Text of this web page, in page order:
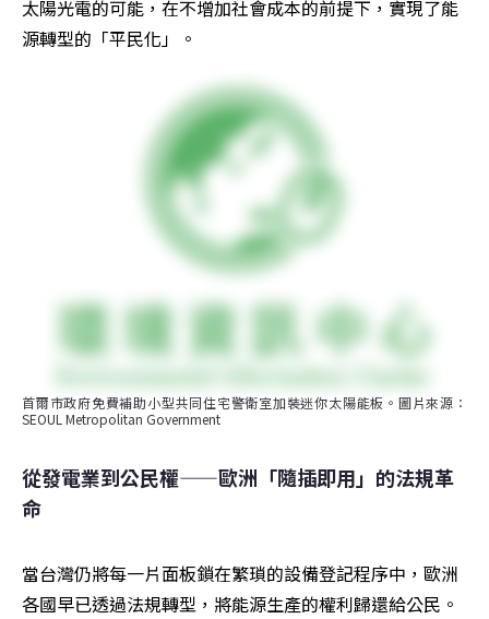
太陽光電的可能，在不增加社會成本的前提下，實現了能
源轉型的「平民化」。
首爾市政府免費補助小型共同住宅警衛室加裝迷你太陽能板。圖片來源：
SEOUL Metropolitan Government
從發電業到公民權——歐洲「隨插即用」的法規革
命
當台灣仍將每一片面板鎖在繁瑣的設備登記程序中，歐洲
各國早已透過法規轉型，將能源生產的權利歸還給公民。